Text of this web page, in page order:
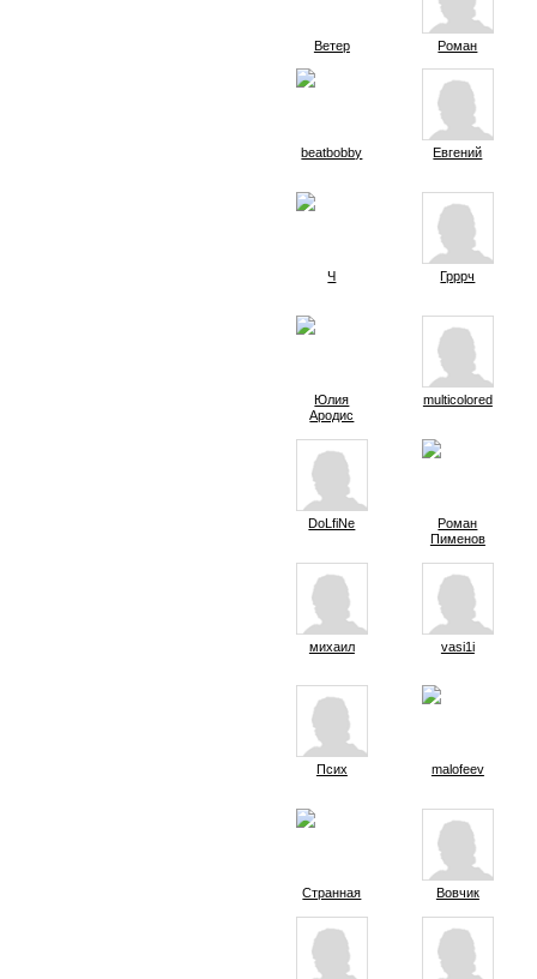
Ветер Роман
beatbobby Евгений
Ч Грррч
Юлия
Ародис
multicolored
DoLfiNe
Роман
Пименов
михаил vasi1i
Псих malofeev
Странная Вовчик